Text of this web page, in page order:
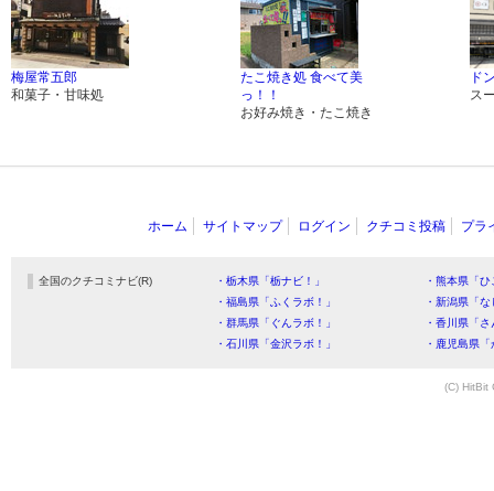
梅屋常五郎
和菓子・甘味処
たこ焼き処 食べて美
っ！！
お好み焼き・たこ焼き
ド
ス
ホーム サイトマップ ログイン クチコミ投稿 プラ
全国のクチコミナビ(R) ・栃木県「栃ナビ！」
・熊本県「
・福島県「ふくラボ！」
・新潟県「
・群馬県「ぐんラボ！」
・香川県「
・石川県「金沢ラボ！」
・鹿児島県
(C) HitBit